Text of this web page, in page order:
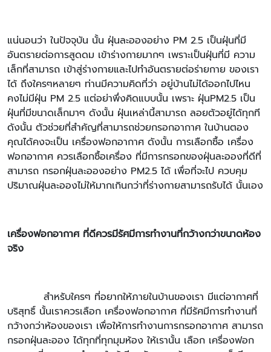
แน่นอนว่า ในปัจจุบัน นั้น ฝุ่นละอองอย่าง PM 2.5 เป็นฝุ่นที่มี
อันตรายต่อการสูดดม เข้าร่างกายมากๆ เพราะเป็นฝุ่นที่มี ความ
เล็กที่สามารถ เข้าสู่ร่างกายและไปทำอันตรายต่อร่ายกาย ของเรา
ได้ ถึงใครๆหลายๆ ท่านมีความคิดที่ว่า อยู่บ้านไม่ได้ออกไปไหน
คงไม่มีฝุ่น PM 2.5 แต่อย่าพึ่งคิดแบบนั้น เพราะ ฝุ่นPM2.5 เป็น
ฝุ่นที่มีขนาดเล็กมาๆ ดังนั้น ฝุ่นเหล่านี้สามารถ ลอยตัวอยู่ได้ทุกที
ดังนั้น ตัวช่วยที่สำคัญที่สามารถช่วยกรอกอากาศ ในบ้านตอง
คุณได้คงจะเป็น เครื่องฟอกอากาศ ดังนั้น การเลือกซื้อ เครื่อง
ฟอกอากาศ ควรเลือกซื้อเครื่อง ที่มีการกรอกของฝุ่นละอองที่ดีที่
สามารถ กรอกฝุ่นละอองอย่าง PM2.5 ได้ เพื่อที่จะไป ควบคุม
ปริมาณฝุ่นละอองไม่ให้มากเกินกว่าที่ร่างกายสามารถรับได้ นั้นเอง
เครื่องฟอกอากาศ ที่ดีควรมีรัศมีการทำงานที่กว้างกว่าขนาดห้อง
จริง
สำหรับใครๆ ที่อยากให้ภายในบ้านของเรา มีแต่อากาศที่
บริสุทธิ์ นั้นเราควรเลือก เครื่องฟอกอากาศ ที่มีรัศมีการทำงานที่
กว้างกว่าห้องของเรา เพื่อให้การทำงานการกรอกอากาศ สามารถ
กรอกฝุ่นละออง ได้ทุกที่ทุกมุมห้อง ให้เรานั้น เลือก เครื่องฟอก